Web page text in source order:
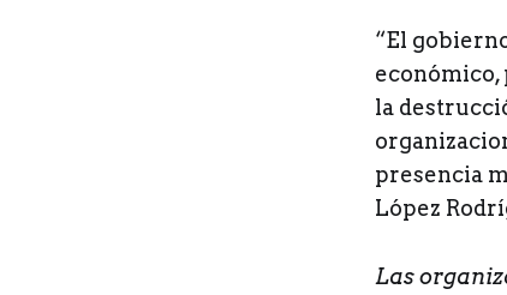
“El
económico,
la
presencia
López
Las